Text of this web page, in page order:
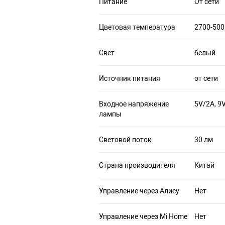
Цветовая температура 2700-
Свет белый
Источник питания от сети
Входное напряжение
лампы
5V/2A,
Световой поток 30 лм
Страна производителя Китай
Управление через Алису Нет
Управление через Mi Home Нет